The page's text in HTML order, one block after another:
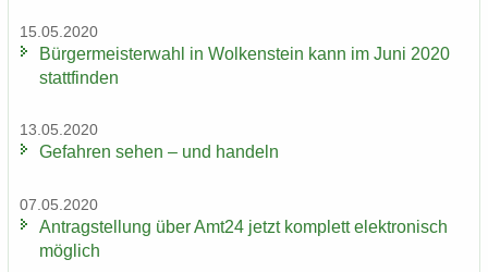
15.05.2020
Bür­ger­meis­ter­wahl in Wol­ken­stein kann im Juni 2020
statt­fin­den
13.05.2020
Ge­fah­ren sehen – und han­deln
07.05.2020
An­trag­stel­lung über Amt24 jetzt kom­plett elek­tro­nisch
mög­lich